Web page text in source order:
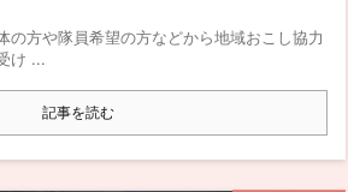
の方や隊員希望の方などから地域おこし協力
け ...
記事を読む